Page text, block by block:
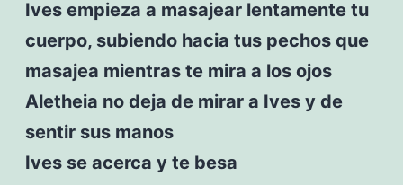
Ives empieza a masajear lentamente tu
cuerpo, subiendo hacia tus pechos que
masajea mientras te mira a los ojos
Aletheia no deja de mirar a Ives y de
sentir sus manos
Ives se acerca y te besa